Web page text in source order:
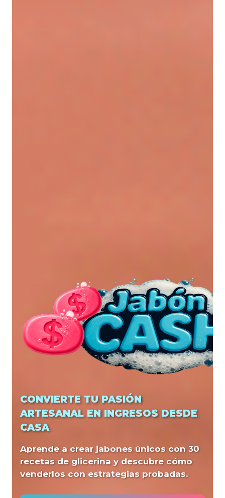
CONVIERTE TU PASIÓN
ARTESANAL EN INGRESOS DESDE
CASA
Aprende a crear jabones únicos con 30
recetas de glicerina y descubre cómo
venderlos con estrategias probadas.